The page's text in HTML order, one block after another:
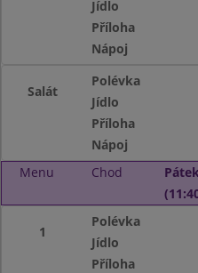
Jídlo
Příloha
Nápoj
Salát
Polévka
Jídlo
Příloha
Nápoj
Menu
Chod
1
Polévka
Jídlo
Příloha